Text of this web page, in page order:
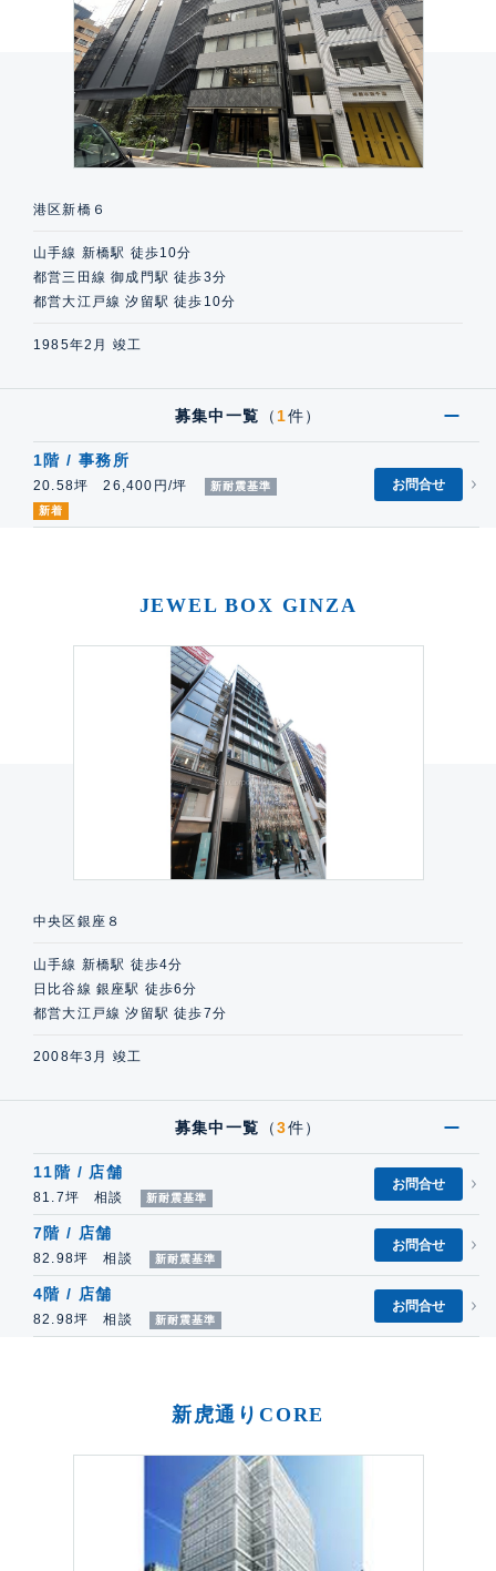
港区新橋６
山手線 新橋駅 徒歩10分
都営三田線 御成門駅 徒歩3分
都営大江戸線 汐留駅 徒歩10分
1985年2月 竣工
募集中一覧 （ 1件）
1階 / 事務所
20.58坪 26,400円/坪
新耐震基準
新着
お問合せ
JEWEL BOX GINZA
中央区銀座８
山手線 新橋駅 徒歩4分
日比谷線 銀座駅 徒歩6分
都営大江戸線 汐留駅 徒歩7分
2008年3月 竣工
募集中一覧 （3件）
11階 / 店舗
81.7坪 相談 新耐震基準
お問合せ
7階 / 店舗
82.98坪 相談 新耐震基準
お問合せ
4階 / 店舗
82.98坪 相談 新耐震基準
お問合せ
新虎通りCORE